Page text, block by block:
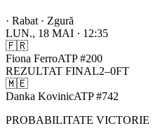
· Rabat · Zgură
LUN., 18 MAI · 12:35
🇫🇷
Fiona FerroATP#200
REZULTAT FINAL2–0FT
🇲🇪
Danka KovinicATP#742
PROBABILITATE VICTORIE